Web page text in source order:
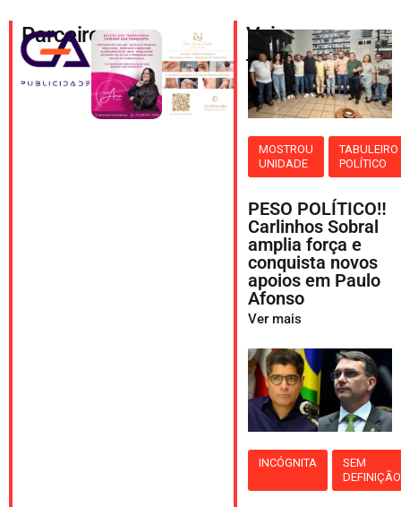
Parceiros
Veja
também
MOSTROU
UNIDADE
TABULEIRO
POLÍTICO
PESO POLÍTICO‼️
Carlinhos Sobral
amplia força e
conquista novos
apoios em Paulo
Afonso
Ver mais
INCÓGNITA
SEM
DEFINIÇÃO